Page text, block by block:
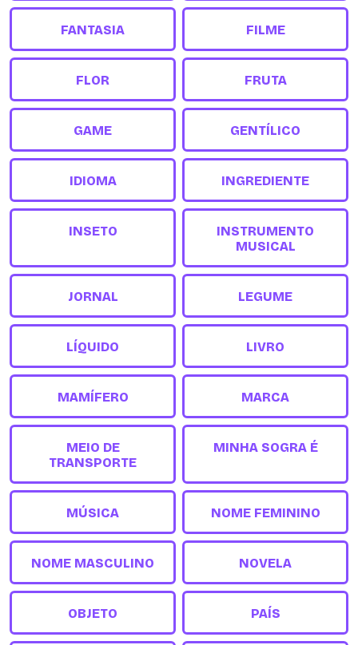
FANTASIA FILME
FLOR FRUTA
GAME GENTÍLICO
IDIOMA INGREDIENTE
INSETO
INSTRUMENTO
MUSICAL
JORNAL LEGUME
LÍQUIDO LIVRO
MAMÍFERO MARCA
MEIO DE
TRANSPORTE
MINHA SOGRA É
MÚSICA NOME FEMININO
NOME MASCULINO NOVELA
OBJETO PAÍS